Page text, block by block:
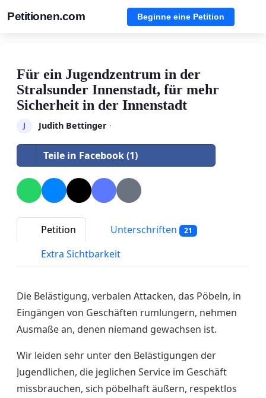
Petitionen.com Beginne eine Petition
Für ein Jugendzentrum in der
Stralsunder Innenstadt, für mehr
Sicherheit in der Innenstadt
J Judith Bettinger·
Teile in Facebook (1)
Petition Unterschriften 21
Extra Sichtbarkeit
Die Belästigung, verbalen Attacken, das Pöbeln, in
Eingängen von Geschäften rumlungern, nehmen
Ausmaße an, denen niemand gewachsen ist.
Wir leiden sehr unter den Belästigungen der
Jugendlichen, die jeglichen Service im Geschäft
missbrauchen, sich pöbelhaft äußern, respektlos